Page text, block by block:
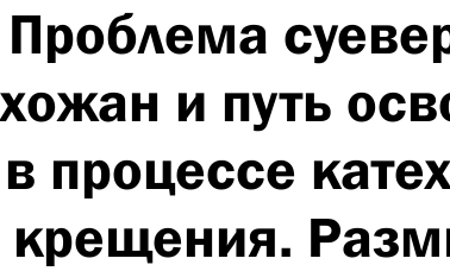
Проблема
и путь
процессе
крещения.